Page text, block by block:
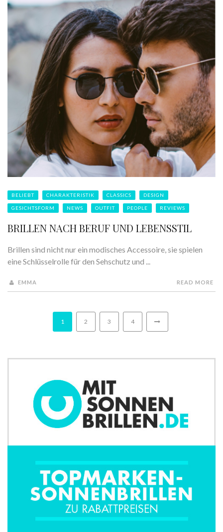
BELIEBT CHARAKTERISTIK CLASSICS DESIGN
GESICHTSFORM NEWS OUTFIT PEOPLE REVIEWS
BRILLEN NACH BERUF UND LEBENSSTIL
Brillen sind nicht nur ein modisches Accessoire, sie spielen
eine Schlüsselrolle für den Sehschutz und ...
EMMA READ MORE
1 2 3 4